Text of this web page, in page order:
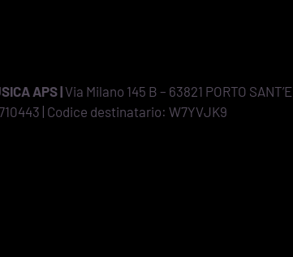
APS |Via Milano 145 B – 63821 PORTO
| Codice destinatario: W7YVJK9